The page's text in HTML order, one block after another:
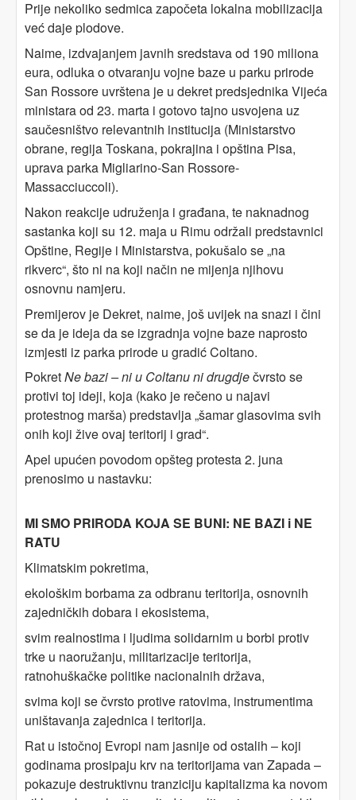
Prije nekoliko sedmica započeta lokalna mobilizacija
već daje plodove.
Naime, izdvajanjem javnih sredstava od 190 miliona
eura, odluka o otvaranju vojne baze u parku prirode
San Rossore uvrštena je u dekret predsjednika Vijeća
ministara od 23. marta i gotovo tajno usvojena uz
saučesništvo relevantnih institucija (Ministarstvo
obrane, regija Toskana, pokrajina i opština Pisa,
uprava parka Migliarino-San Rossore-
Massacciuccoli).
Nakon reakcije udruženja i građana, te naknadnog
sastanka koji su 12. maja u Rimu održali predstavnici
Opštine, Regije i Ministarstva, pokušalo se „na
rikverc“, što ni na koji način ne mijenja njihovu
osnovnu namjeru.
Premijerov je Dekret, naime, još uvijek na snazi i čini
se da je ideja da se izgradnja vojne baze naprosto
izmjesti iz parka prirode u gradić Coltano.
PokretNe bazi – ni u Coltanu ni drugdječvrsto se
protivi toj ideji, koja (kako je rečeno u najavi
protestnog marša) predstavlja „šamar glasovima svih
onih koji žive ovaj teritorij i grad“.
Apel upućen povodom opšteg protesta 2. juna
prenosimo u nastavku:
MI SMO PRIRODA KOJA SE BUNI: NE BAZI i NE
RATU
Klimatskim pokretima,
ekološkim borbama za odbranu teritorija, osnovnih
zajedničkih dobara i ekosistema,
svim realnostima i ljudima solidarnim u borbi protiv
trke u naoružanju, militarizacije teritorija,
ratnohuškačke politike nacionalnih država,
svima koji se čvrsto protive ratovima, instrumentima
uništavanja zajednica i teritorija.
Rat u istočnoj Evropi nam jasnije od ostalih – koji
godinama prosipaju krv na teritorijama van Zapada –
pokazuje destruktivnu tranziciju kapitalizma ka novom